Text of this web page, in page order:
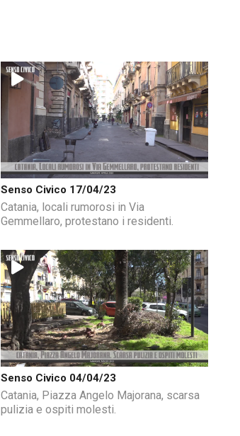
Senso Civico 17/04/23
Catania, locali rumorosi in Via
Gemmellaro, protestano i residenti.
Senso Civico 04/04/23
Catania, Piazza Angelo Majorana, scarsa
pulizia e ospiti molesti.